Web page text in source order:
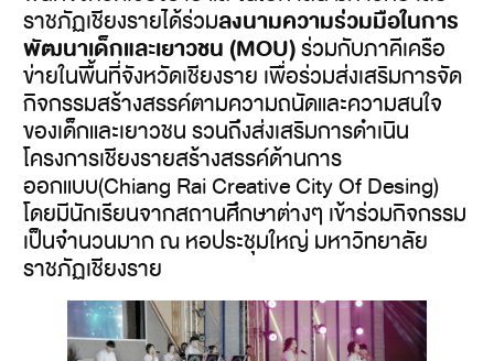
ราชภัฏเชียงรายได้ร่วมลงนามความร่วมมือในการ
พัฒนาเด็กและเยาวชน (MOU)ร่วมกับภาคีเครือ
ข่ายในพื้นที่จังหวัดเชียงราย เพื่อร่วมส่งเสริมการจัด
กิจกรรมสร้างสรรค์ตามความถนัดและความสนใจ
ของเด็กและเยาวชน รวนถึงส่งเสริมการดำเนิน
โครงการเชียงรายสร้างสรรค์ด้านการ
ออกแบบ(Chiang Rai Creative City Of Desing)
โดยมีนักเรียนจากสถานศึกษาต่างๆ เข้าร่วมกิจกรรม
เป็นจำนวนมาก ณ หอประชุมใหญ่ มหาวิทยาลัย
ราชภัฏเชียงราย